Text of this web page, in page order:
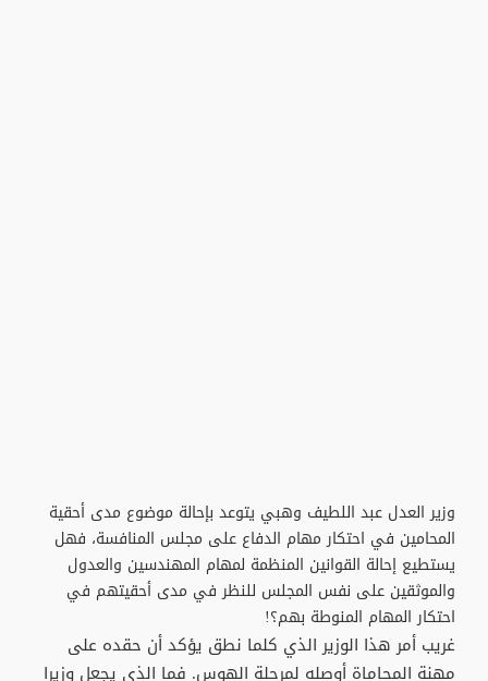
وزير العدل عبد اللطيف وهبي يتوعد بإحالة موضوع مدى أحقية
المحامين في احتكار مهام الدفاع على مجلس المنافسة، فهل
يستطيع إحالة القوانين المنظمة لمهام المهندسين والعدول
والموثقين على نفس المجلس للنظر في مدى أحقيتهم في
احتكار المهام المنوطة بهم؟!
غريب أمر هذا الوزير الذي كلما نطق يؤكد أن حقده على
مهنة المحاماة أوصله لمرحلة الهوس. فما الذي يجعل وزيرا